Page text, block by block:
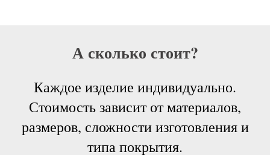
А сколько стоит?
Каждое изделие индивидуально.
Стоимость зависит от материалов,
размеров, сложности изготовления и
типа покрытия.